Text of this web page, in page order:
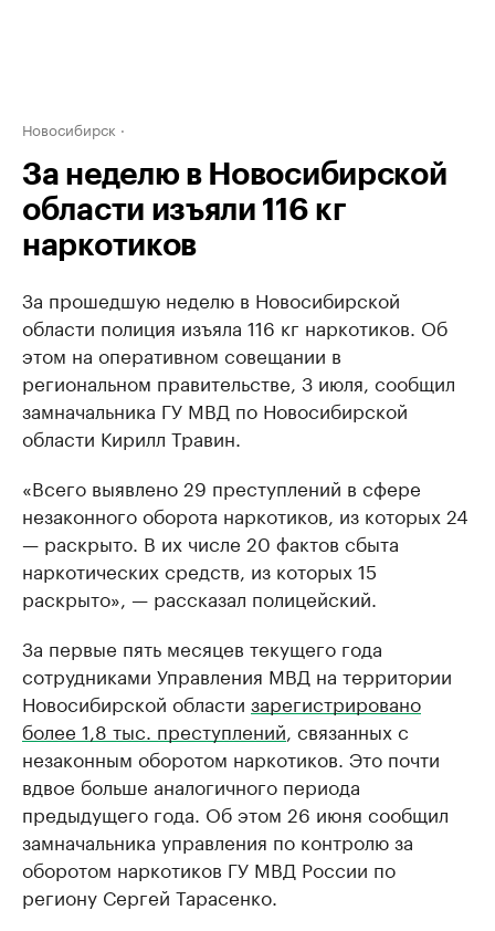
Новосибирск
За неделю в Новосибирской
области изъяли 116 кг
наркотиков
За прошедшую неделю в Новосибирской
области полиция изъяла 116 кг наркотиков. Об
этом на оперативном совещании в
региональном правительстве, 3 июля, сообщил
замначальника ГУ МВД по Новосибирской
области Кирилл Травин.
«Всего выявлено 29 преступлений в сфере
незаконного оборота наркотиков, из которых 24
— раскрыто. В их числе 20 фактов сбыта
наркотических средств, из которых 15
раскрыто», — рассказал полицейский.
За первые пять месяцев текущего года
сотрудниками Управления МВД на территории
Новосибирской области зарегистрировано
более 1,8 тыс. преступлений , связанных с
незаконным оборотом наркотиков. Это почти
вдвое больше аналогичного периода
предыдущего года. Об этом 26 июня сообщил
замначальника управления по контролю за
оборотом наркотиков ГУ МВД России по
региону Сергей Тарасенко.